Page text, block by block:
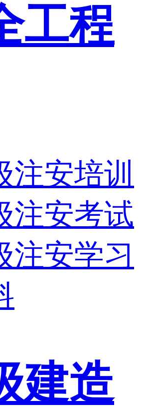
工程
注安培训
注安考试
注安学习
建造